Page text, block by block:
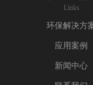
Links
环保解决方
应用案例
新闻中心